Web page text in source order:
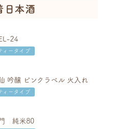
日本酒
24
ィータイプ
吟醸 ピンクラベル 火入れ
ィータイプ
純米80